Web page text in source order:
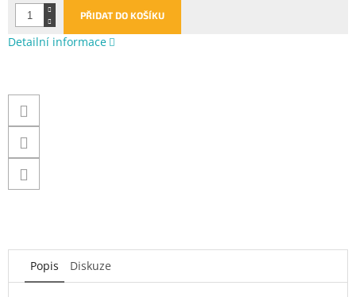
PŘIDAT DO KOŠÍKU
Detailní informace
Popis Diskuze